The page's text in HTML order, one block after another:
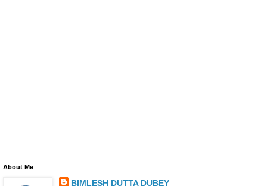
About Me
BIMLESH DUTTA DUBEY